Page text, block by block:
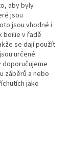
aby byly
jsou
jsou vhodné i
boilie v řadě
se dají použít
určené
doporučujeme
záběrů a nebo
jako